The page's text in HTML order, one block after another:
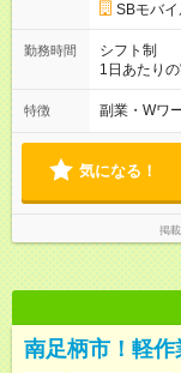
SBモバ
勤務時間
シフト制
1日あたり
残業は月平
特徴 副業・Wワ
気になる！
掲
南足柄市！軽作